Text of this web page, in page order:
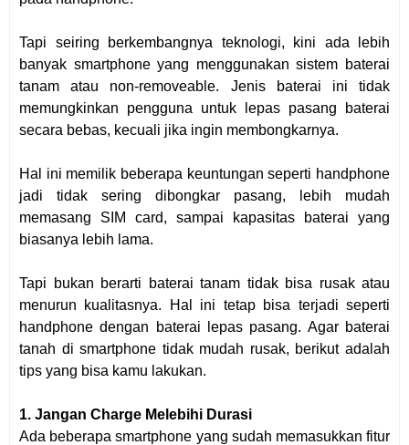
Tapi seiring berkembangnya teknologi, kini ada lebih
banyak smartphone yang menggunakan sistem baterai
tanam atau non-removeable. Jenis baterai ini tidak
memungkinkan pengguna untuk lepas pasang baterai
secara bebas, kecuali jika ingin membongkarnya.
Hal ini memilik beberapa keuntungan seperti handphone
jadi tidak sering dibongkar pasang, lebih mudah
memasang SIM card, sampai kapasitas baterai yang
biasanya lebih lama.
Tapi bukan berarti baterai tanam tidak bisa rusak atau
menurun kualitasnya. Hal ini tetap bisa terjadi seperti
handphone dengan baterai lepas pasang. Agar baterai
tanah di smartphone tidak mudah rusak, berikut adalah
tips yang bisa kamu lakukan.
1. Jangan Charge Melebihi Durasi
Ada beberapa smartphone yang sudah memasukkan fitur